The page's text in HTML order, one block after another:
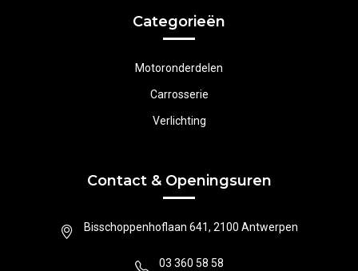
Categorieën
Motoronderdelen
Carrosserie
Verlichting
Contact & Openingsuren
Bisschoppenhoflaan 641, 2100 Antwerpen
03 360 58 58